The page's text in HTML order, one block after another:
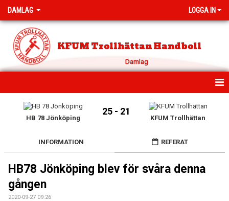
DAMLAG LOGGA IN
KFUM Trollhättan Handboll
Damlag
TRUPPEN
BILDGALLERI
HB 78 Jönköping
25 - 21
KFUM Trollhättan
INFORMATION REFERAT
HB78 Jönköping blev för svåra denna
gången
2020-09-27 09:26